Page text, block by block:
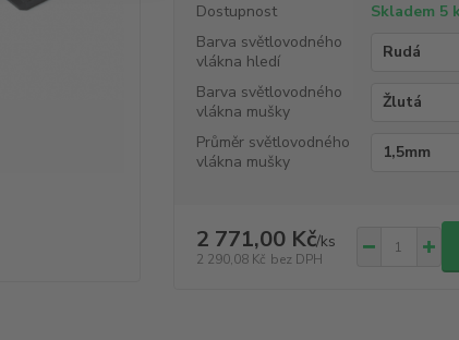
Dostupnost
Skladem 5
Barva světlovodného
vlákna hledí
Barva světlovodného
vlákna mušky
Průměr světlovodného
vlákna mušky
2 771,00 Kč/ks
2 290,08 Kč bez DPH